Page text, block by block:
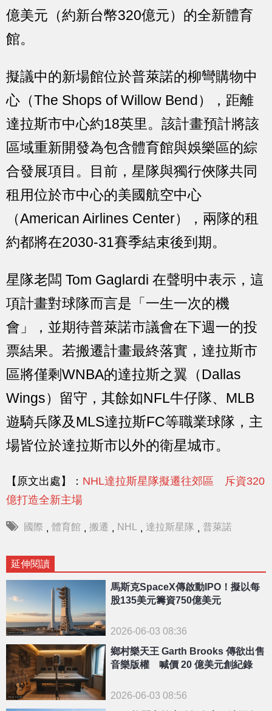
億美元（約新台幣320億元）的全新體育
館。
擬議中的新場館位於普萊諾的柳彎購物中
心（The Shops of Willow Bend），距離
達拉斯市中心約18英里。該計畫預計將該
區域重新開發為包含體育館與娛樂區的綜
合發展項目。目前，星隊與獨行俠隊共同
租用位於市中心的美國航空中心
（American Airlines Center），兩隊的租
約都將在2030-31賽季結束後到期。
星隊老闆 Tom Gaglardi 在聲明中表示，這
項計畫對球隊而言是「一生一次的機
會」，並期待普萊諾市議會在下週一的投
票結果。若搬遷計畫最終落實，達拉斯市
區將僅剩WNBA的達拉斯之翼（Dallas
Wings）留守，其餘如NFL牛仔隊、MLB
遊騎兵隊及MLS達拉斯FC等職業球隊，主
場皆位於達拉斯市以外的衛星城市。
【原文出處】： NHL達拉斯星隊擬遷往郊區 斥資320
億打造全新主場
國際 , 體育館 , 搬遷 , NHL , 達拉斯星隊 , 普萊諾
延伸閱讀
馬斯克SpaceX傳啟動IPO！擬以每
股135美元籌資750億美元
2026-06-03 08:36
鄉村樂天王 Garth Brooks 傳欲出售
音樂版權 喊價 20 億美元創紀錄
2026-06-03 08:56